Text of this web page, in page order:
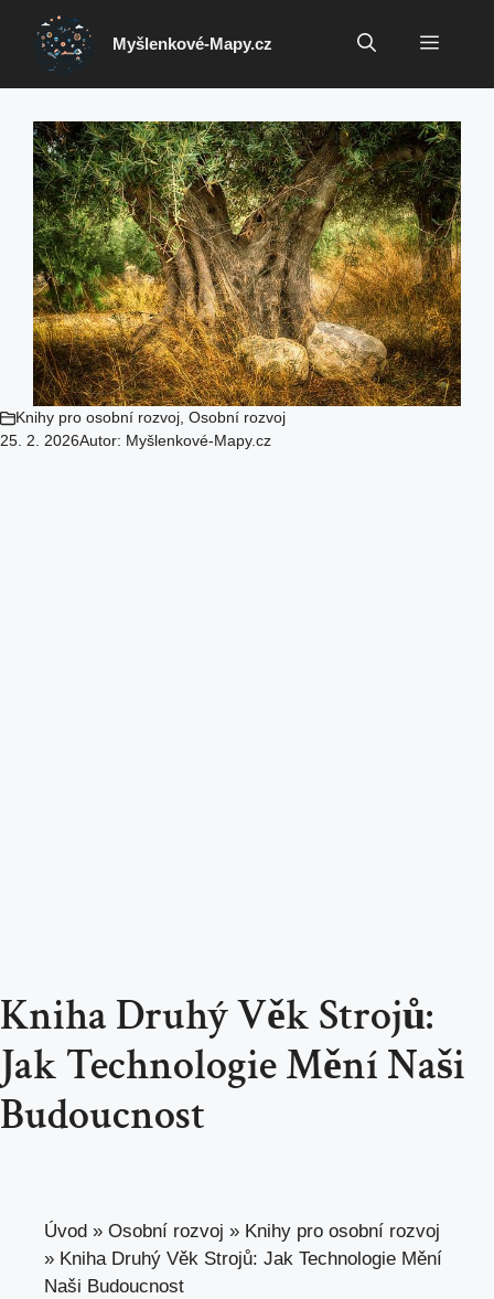
Přeskočit
obsah
Myšlenkové-Mapy.cz Menu
Knihy pro osobní rozvoj, Osobní rozvoj
25. 2. 2026Autor: Myšlenkové-Mapy.cz
Kniha Druhý Věk Strojů:
Jak Technologie Mění Naši
Budoucnost
Úvod » Osobní rozvoj » Knihy pro osobní rozvoj
» Kniha Druhý Věk Strojů: Jak Technologie Mění
Naši Budoucnost